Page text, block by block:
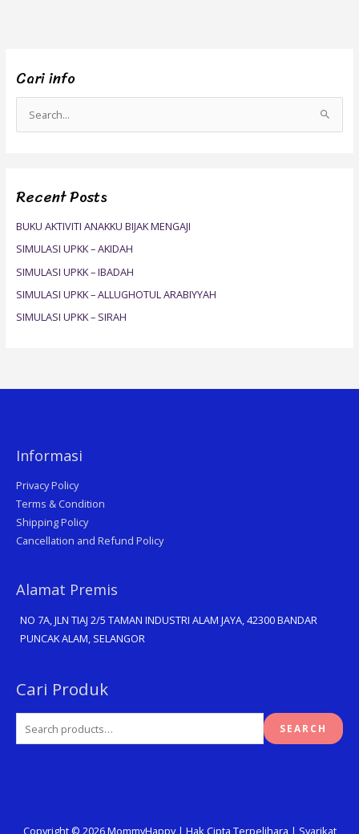
Cari info
e
c
o
r
:
Recent Posts
BUKU AKTIVITI ANAKKU BIJAK MENGAJI
SIMULASI UPKK – AKIDAH
SIMULASI UPKK – IBADAH
SIMULASI UPKK – ALLUGHOTUL ARABIYYAH
SIMULASI UPKK – SIRAH
Informasi
Privacy Policy
Terms & Condition
Shipping Policy
Cancellation and Refund Policy
Alamat Premis
NO 7A, JLN TIAJ 2/5 TAMAN INDUSTRI ALAM JAYA, 42300 BANDAR
PUNCAK ALAM, SELANGOR
Cari Produk
Search
SEARCH
Copyright © 2026MommyHappy| Hak Cipta Terpelihara | Syarikat